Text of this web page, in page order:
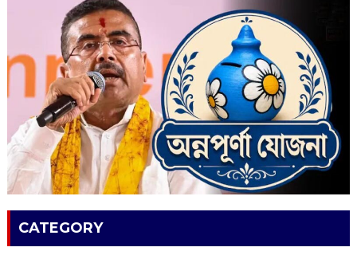
CATEGORY